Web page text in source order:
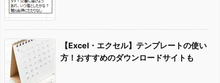
【Excel・エクセル】テンプレートの使い
方！おすすめのダウンロードサイトも